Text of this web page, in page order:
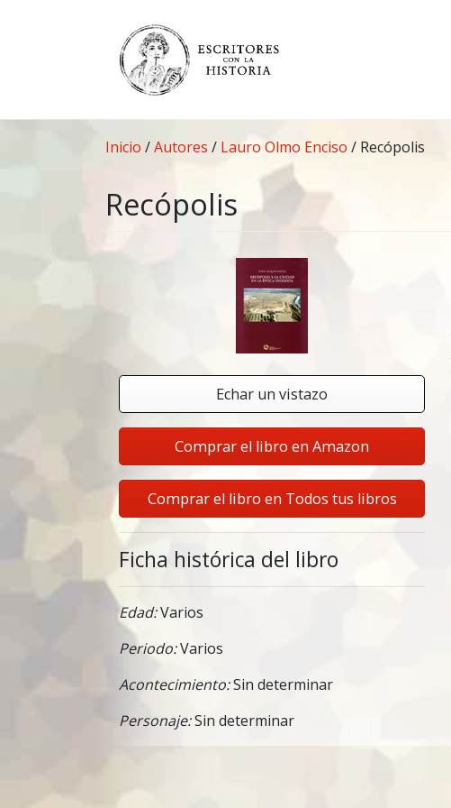
Inicio /Autores / Lauro Olmo Enciso / Recópolis
Recópolis
Echar un vistazo
Comprar el libro en Amazon
Comprar el libro en Todos tus libros
Ficha histórica del libro
Edad:Varios
Periodo:Varios
Acontecimiento:Sin determinar
Personaje:Sin determinar